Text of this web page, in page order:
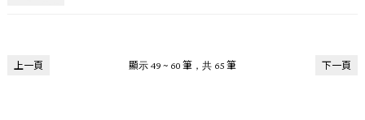
上一頁 下一頁
顯示 49 ~ 60 筆，共 65 筆